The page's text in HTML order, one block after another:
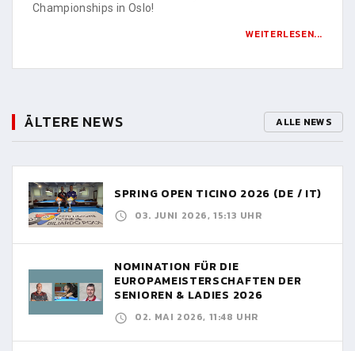
Championships in Oslo!
WEITERLESEN...
ÄLTERE NEWS ALLE NEWS
SPRING OPEN TICINO 2026 (DE / IT)
03. JUNI 2026, 15:13 UHR
NOMINATION FÜR DIE
EUROPAMEISTERSCHAFTEN DER
SENIOREN & LADIES 2026
02. MAI 2026, 11:48 UHR